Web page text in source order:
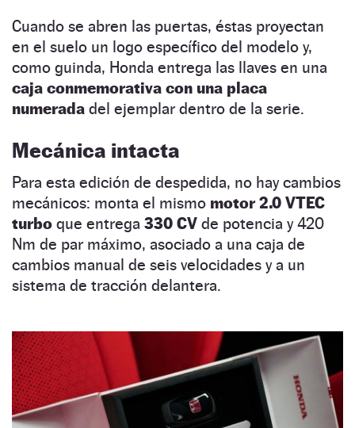
Cuando se abren las puertas, éstas proyectan
en el suelo un logo específico del modelo y,
como guinda, Honda entrega las llaves en una
caja conmemorativa con una placa
numerada del ejemplar dentro de la serie.
Mecánica intacta
Para esta edición de despedida, no hay cambios
mecánicos: monta el mismo motor 2.0 VTEC
turbo que entrega 330 CV de potencia y 420
Nm de par máximo, asociado a una caja de
cambios manual de seis velocidades y a un
sistema de tracción delantera.